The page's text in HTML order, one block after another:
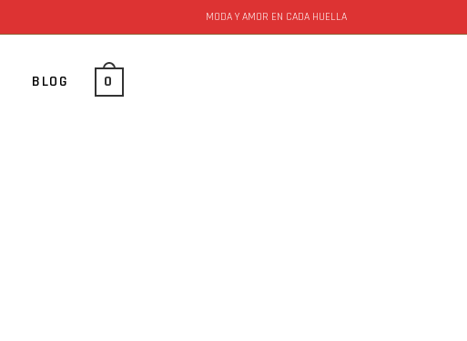
MODA Y AMOR EN CADA HUELLA
BLOG 0